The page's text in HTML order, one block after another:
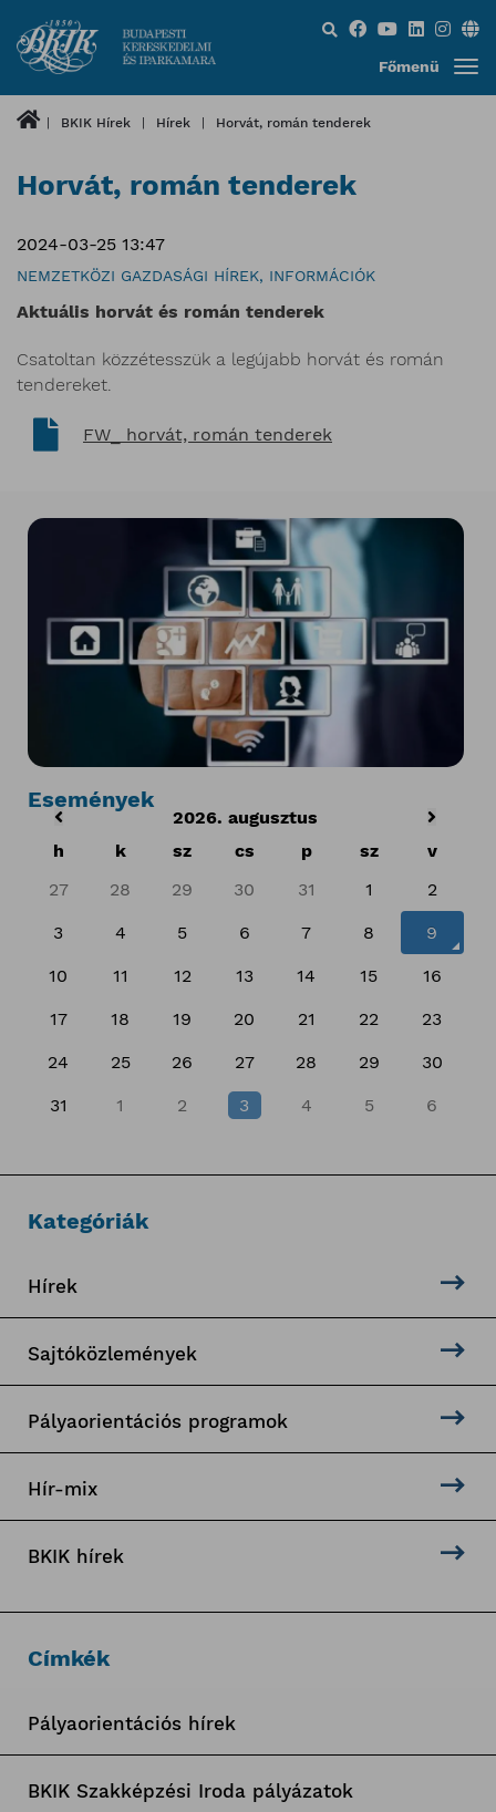
Keresés...
Főmenü
BKIK Hírek Hírek Horvát, román tenderek
Horvát, román tenderek
2024-03-25 13:47
NEMZETKÖZI GAZDASÁGI HÍREK, INFORMÁCIÓK
Aktuális horvát és román tenderek
Csatoltan közzétesszük a legújabb horvát és román
tendereket.
FW_ horvát, román tenderek
Események
2026. augusztus
h
k sz cs p sz
v
27
28 29 30 31 1 2
3 4 5 6 7 8 9
10 11 12 13 14 15 16
17 18 19 20 21 22 23
24 25 26 27 28 29 30
31 1 2 3 4 5 6
Kategóriák
Hírek
Sajtóközlemények
Pályaorientációs programok
Hír-mix
BKIK hírek
Címkék
Pályaorientációs hírek
BKIK Szakképzési Iroda pályázatok